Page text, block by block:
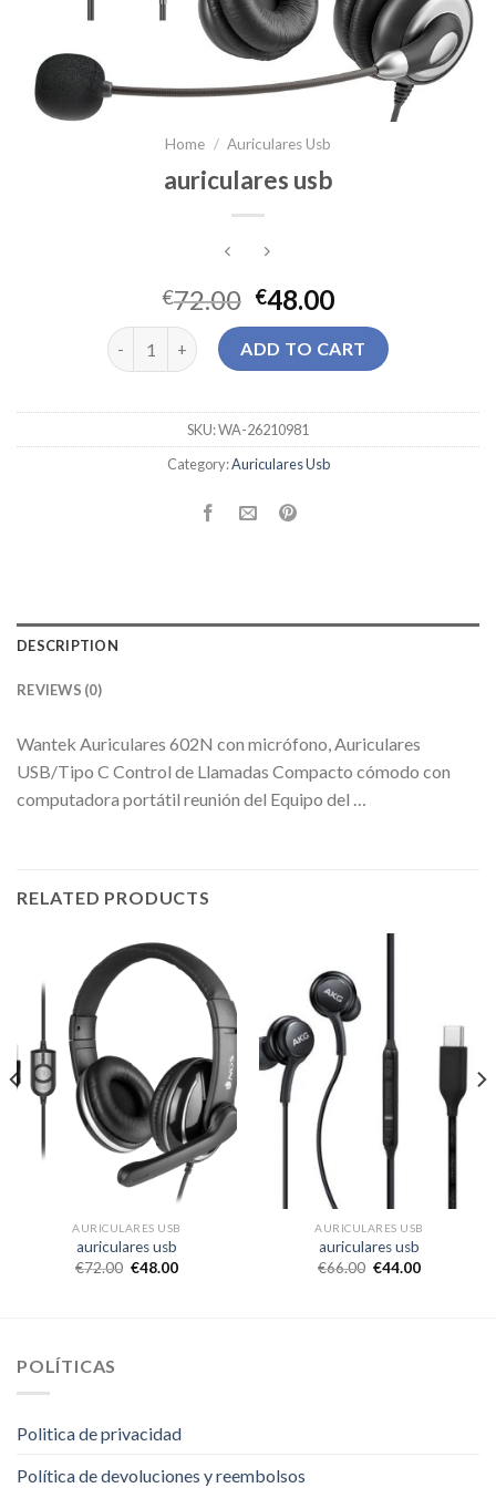
Home / Auriculares Usb
auriculares usb
€72.00 €48.00
auriculares usb quantityADD TO CART
SKU:WA-26210981
Category:Auriculares Usb
DESCRIPTION
REVIEWS (0)
Wantek Auriculares 602N con micrófono, Auriculares
USB/Tipo C Control de Llamadas Compacto cómodo con
computadora portátil reunión del Equipo del …
RELATED PRODUCTS
AURICULARES USB
auriculares usb
€72.00 €48.00
AURICULARES USB
auriculares usb
€66.00 €44.00
POLÍTICAS
Politica de privacidad
Política de devoluciones y reembolsos